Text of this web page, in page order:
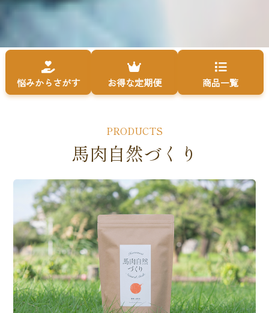
悩みからさがす お得な定期便 商品一覧
PRODUCTS
馬肉自然づくり